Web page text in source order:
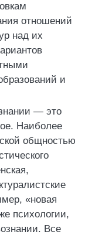
отношений
над их
и
— это
Наиболее
общностью
«новая
психологии,
Все